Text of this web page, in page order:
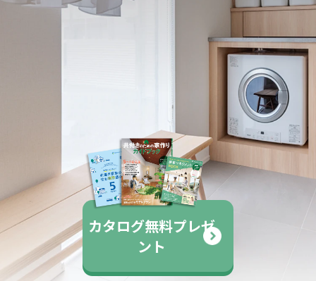
カタログ無料プレゼ
ント